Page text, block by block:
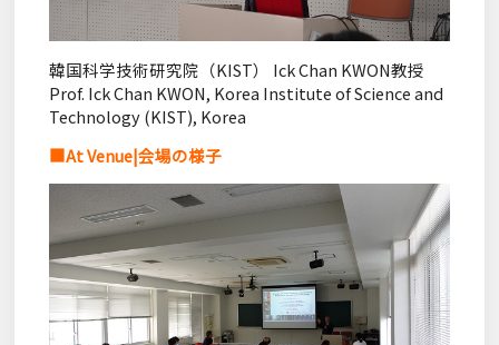
韓国科学技術研究院（KIST） Ick Chan KWON教授
Prof. Ick Chan KWON, Korea Institute of Science and
Technology (KIST), Korea
■At Venue|会場の様子